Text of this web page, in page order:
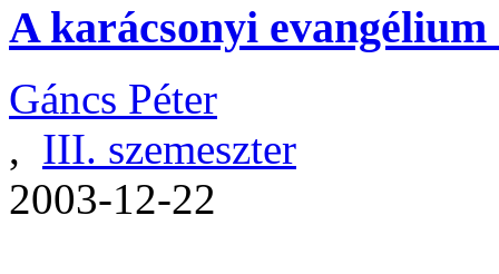
A karácsonyi
Gáncs Péter
, III. szemeszter
2003-12-22